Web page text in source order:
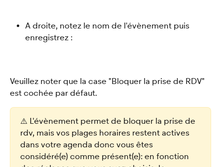
A droite, notez le nom de l'évènement puis
enregistrez :
Veuillez noter que la case "Bloquer la prise de RDV"
est cochée par défaut.
⚠️ L'évènement permet de bloquer la prise de
rdv, mais vos plages horaires restent actives
dans votre agenda donc vous êtes
considéré(e) comme présent(e): en fonction